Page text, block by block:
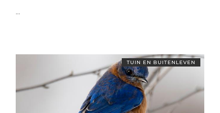
...
TUIN EN BUITENLEVEN